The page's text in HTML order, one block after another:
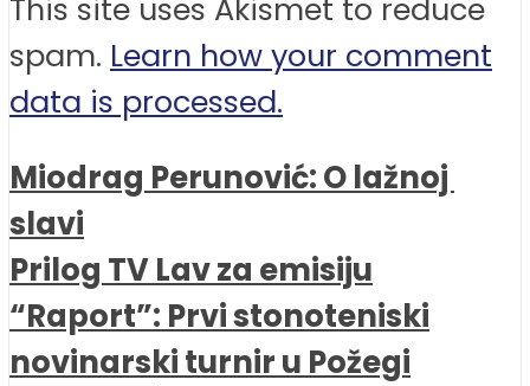
This site uses Akismet to reduce
spam. Learn how your comment
data is processed.
Miodrag Perunović: O lažnoj
slavi
Prilog TV Lav za emisiju
“Raport”: Prvi stonoteniski
novinarski turnir u Požegi